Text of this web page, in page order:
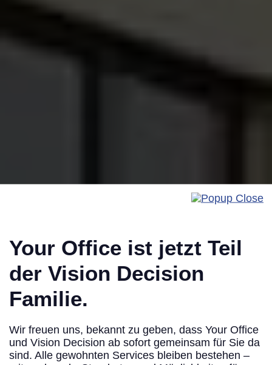
Leopold­Quartier
Your Office ist jetzt Teil
der Vision Decision
Familie.
Wir freuen uns, bekannt zu geben, dass Your Office
und Vision Decision ab sofort gemeinsam für Sie da
sind. Alle gewohnten Services bleiben bestehen –